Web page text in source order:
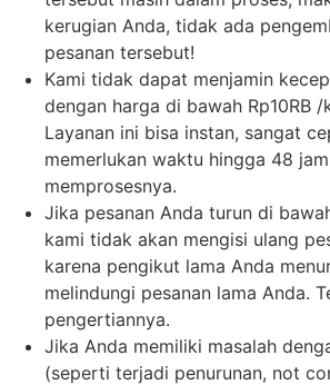
kerugian Anda, tidak ada
pesanan tersebut!
Kami tidak dapat menjamin
dengan harga di bawah Rp10RB /
Layanan ini bisa instan, sangat
memerlukan waktu hingga 48
memprosesnya.
Jika pesanan Anda turun di
kami tidak akan mengisi ulang
karena pengikut lama Anda
melindungi pesanan lama Anda.
pengertiannya.
Jika Anda memiliki masalah
(seperti terjadi penurunan, not